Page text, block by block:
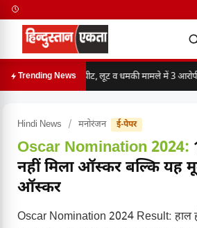
Trending Newsमारपीट, लूट व धमकी मामले में 3 आरोपी
Hindi News / मनोरंजन ई-पेपर
Oscar Nomination 2024:
नहीं मिला ऑस्कर बल्कि यह
ऑस्कर
Oscar Nomination 2024 Result: हाल